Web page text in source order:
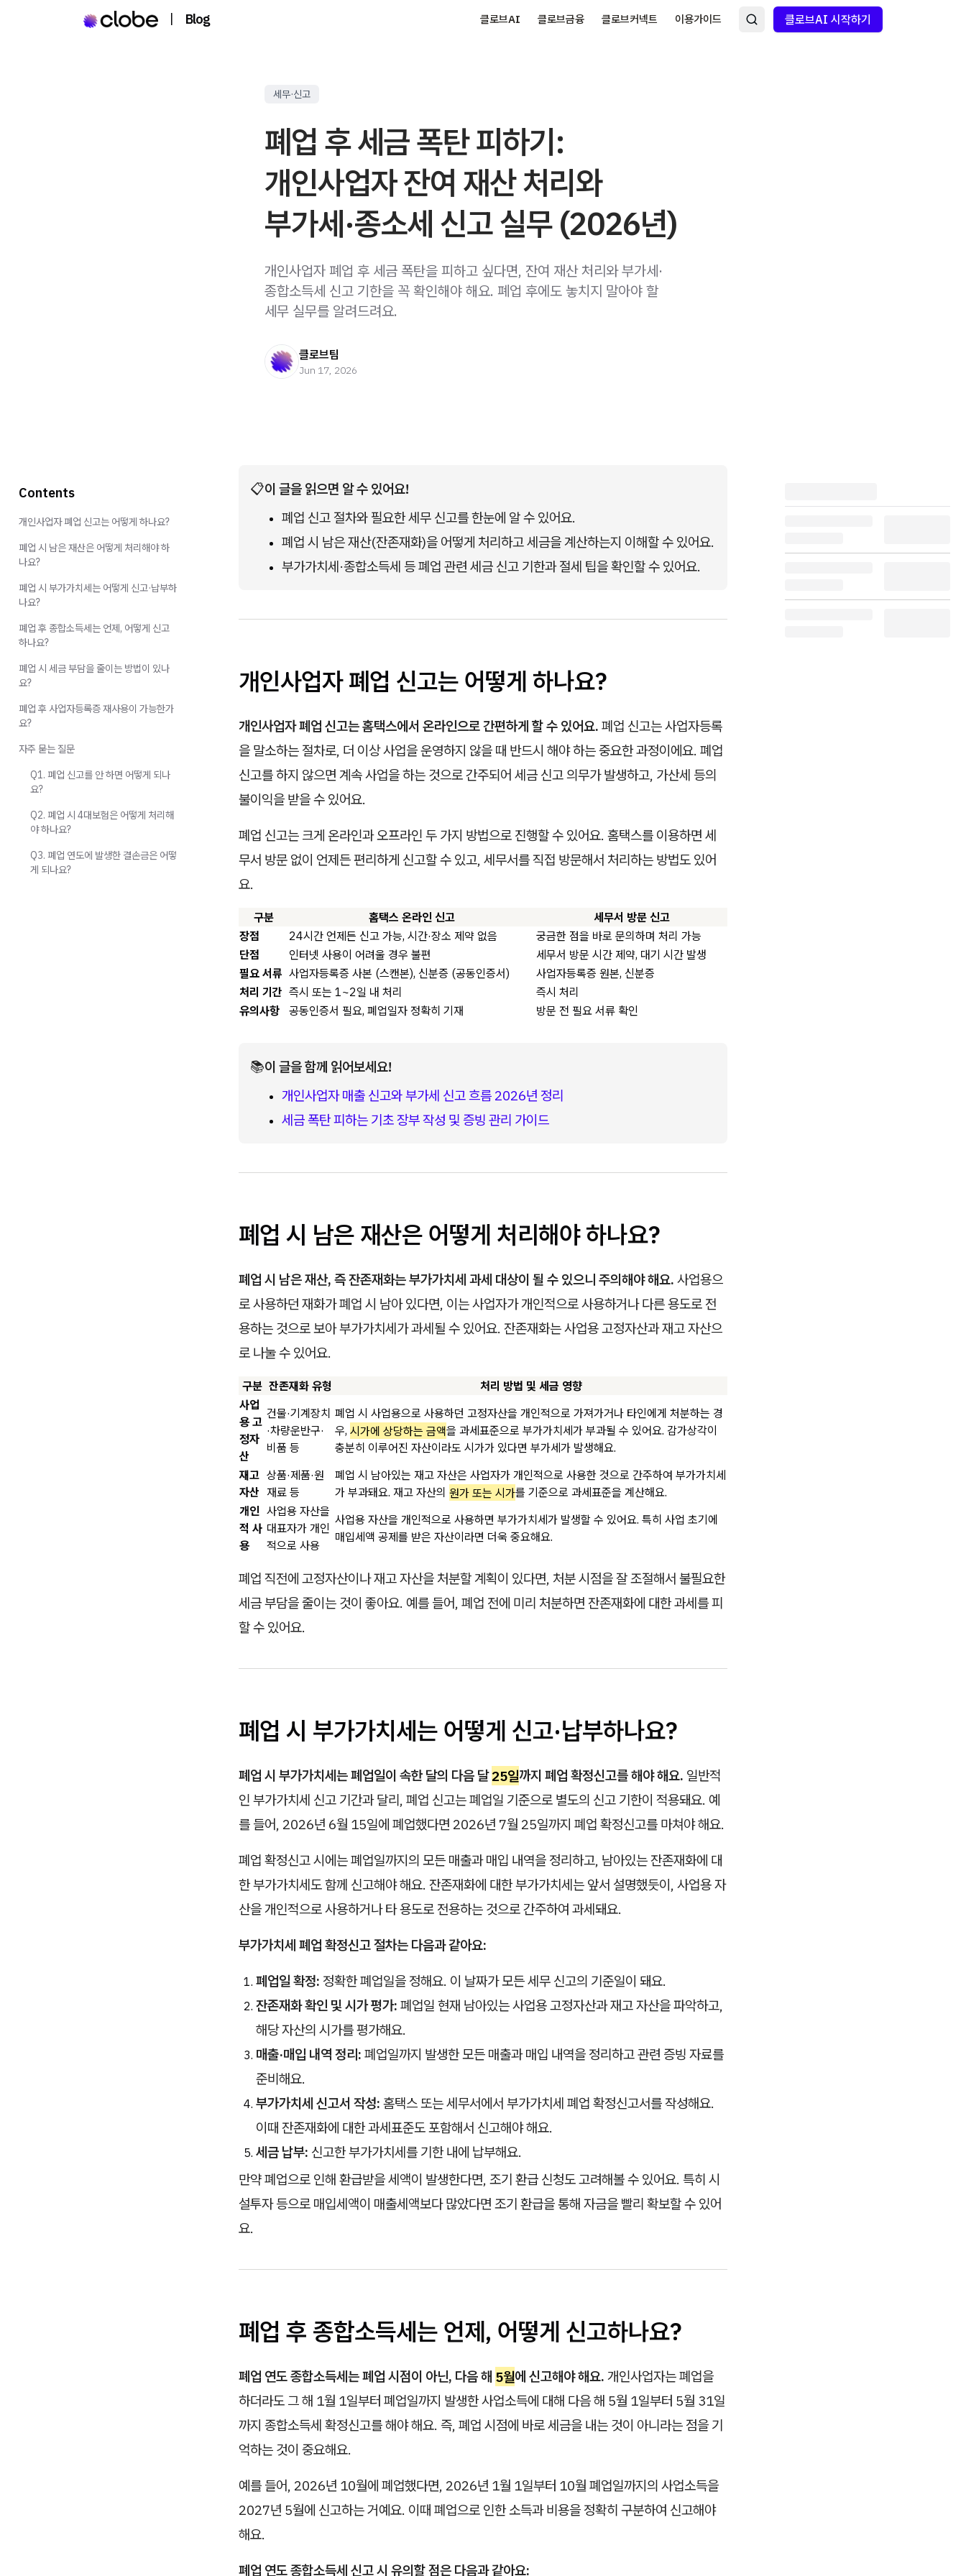
| Blog 클로브AI 클로브금융 클로브커넥트 이용가이드 클로브AI 시작하기
세무·신고
폐업 후 세금 폭탄 피하기:
개인사업자 잔여 재산 처리와
부가세·종소세 신고 실무 (2026년)
개인사업자 폐업 후 세금 폭탄을 피하고 싶다면, 잔여 재산 처리와 부가세·
종합소득세 신고 기한을 꼭 확인해야 해요. 폐업 후에도 놓치지 말아야 할
세무 실무를 알려드려요.
클로브팀
Jun 17, 2026
📋이 글을 읽으면 알 수 있어요!
폐업 신고 절차와 필요한 세무 신고를 한눈에 알 수 있어요.
폐업 시 남은 재산(잔존재화)을 어떻게 처리하고 세금을 계산하는지 이해할 수 있어요.
부가가치세·종합소득세 등 폐업 관련 세금 신고 기한과 절세 팁을 확인할 수 있어요.
개인사업자 폐업 신고는 어떻게 하나요?
개인사업자 폐업 신고는 홈택스에서 온라인으로 간편하게 할 수 있어요. 폐업 신고는 사업자등록
을 말소하는 절차로, 더 이상 사업을 운영하지 않을 때 반드시 해야 하는 중요한 과정이에요. 폐업
신고를 하지 않으면 계속 사업을 하는 것으로 간주되어 세금 신고 의무가 발생하고, 가산세 등의
불이익을 받을 수 있어요.
폐업 신고는 크게 온라인과 오프라인 두 가지 방법으로 진행할 수 있어요. 홈택스를 이용하면 세
무서 방문 없이 언제든 편리하게 신고할 수 있고, 세무서를 직접 방문해서 처리하는 방법도 있어
요.
구분 홈택스 온라인 신고
세무서 방문 신고
장점
24시간 언제든 신고 가능, 시간·장소 제약 없음
궁금한 점을 바로 문의하며 처리 가능
단점
인터넷 사용이 어려울 경우 불편
세무서 방문 시간 제약, 대기 시간 발생
필요 서류 사업자등록증 사본 (스캔본), 신분증 (공동인증서)
사업자등록증 원본, 신분증
처리 기간 즉시 또는 1~2일 내 처리
즉시 처리
유의사항
공동인증서 필요, 폐업일자 정확히 기재 방문 전 필요 서류 확인
📚이 글을 함께 읽어보세요!
개인사업자 매출 신고와 부가세 신고 흐름 2026년 정리
세금 폭탄 피하는 기초 장부 작성 및 증빙 관리 가이드
폐업 시 남은 재산은 어떻게 처리해야 하나요?
폐업 시 남은 재산, 즉 잔존재화는 부가가치세 과세 대상이 될 수 있으니 주의해야 해요. 사업용으
로 사용하던 재화가 폐업 시 남아 있다면, 이는 사업자가 개인적으로 사용하거나 다른 용도로 전
용하는 것으로 보아 부가가치세가 과세될 수 있어요. 잔존재화는 사업용 고정자산과 재고 자산으
로 나눌 수 있어요.
구분 잔존재화 유형
처리 방법 및 세금 영향
사업
용 고
정자
산
건물·기계장치
·차량운반구·
비품 등
폐업 시 사업용으로 사용하던 고정자산을 개인적으로 가져가거나 타인에게 처분하는 경
우, 시가에 상당하는 금액을 과세표준으로 부가가치세가 부과될 수 있어요. 감가상각이
충분히 이루어진 자산이라도 시가가 있다면 부가세가 발생해요.
재고
자산
상품·제품·원
재료 등
폐업 시 남아있는 재고 자산은 사업자가 개인적으로 사용한 것으로 간주하여 부가가치세
가 부과돼요. 재고 자산의 원가 또는 시가를 기준으로 과세표준을 계산해요.
개인
적 사
용
사업용 자산을
대표자가 개인
적으로 사용
사업용 자산을 개인적으로 사용하면 부가가치세가 발생할 수 있어요. 특히 사업 초기에
매입세액 공제를 받은 자산이라면 더욱 중요해요.
폐업 직전에 고정자산이나 재고 자산을 처분할 계획이 있다면, 처분 시점을 잘 조절해서 불필요한
세금 부담을 줄이는 것이 좋아요. 예를 들어, 폐업 전에 미리 처분하면 잔존재화에 대한 과세를 피
할 수 있어요.
폐업 시 부가가치세는 어떻게 신고·납부하나요?
폐업 시 부가가치세는 폐업일이 속한 달의 다음 달25일까지 폐업 확정신고를 해야 해요. 일반적
인 부가가치세 신고 기간과 달리, 폐업 신고는 폐업일 기준으로 별도의 신고 기한이 적용돼요. 예
를 들어, 2026년 6월 15일에 폐업했다면 2026년 7월 25일까지 폐업 확정신고를 마쳐야 해요.
폐업 확정신고 시에는 폐업일까지의 모든 매출과 매입 내역을 정리하고, 남아있는 잔존재화에 대
한 부가가치세도 함께 신고해야 해요. 잔존재화에 대한 부가가치세는 앞서 설명했듯이, 사업용 자
산을 개인적으로 사용하거나 타 용도로 전용하는 것으로 간주하여 과세돼요.
부가가치세 폐업 확정신고 절차는 다음과 같아요:
폐업일 확정: 정확한 폐업일을 정해요. 이 날짜가 모든 세무 신고의 기준일이 돼요.
잔존재화 확인 및 시가 평가: 폐업일 현재 남아있는 사업용 고정자산과 재고 자산을 파악하고,
해당 자산의 시가를 평가해요.
매출·매입 내역 정리: 폐업일까지 발생한 모든 매출과 매입 내역을 정리하고 관련 증빙 자료를
준비해요.
부가가치세 신고서 작성: 홈택스 또는 세무서에서 부가가치세 폐업 확정신고서를 작성해요.
이때 잔존재화에 대한 과세표준도 포함해서 신고해야 해요.
세금 납부: 신고한 부가가치세를 기한 내에 납부해요.
만약 폐업으로 인해 환급받을 세액이 발생한다면, 조기 환급 신청도 고려해볼 수 있어요. 특히 시
설투자 등으로 매입세액이 매출세액보다 많았다면 조기 환급을 통해 자금을 빨리 확보할 수 있어
요.
폐업 후 종합소득세는 언제, 어떻게 신고하나요?
폐업 연도 종합소득세는 폐업 시점이 아닌, 다음 해 5월에 신고해야 해요. 개인사업자는 폐업을
하더라도 그 해 1월 1일부터 폐업일까지 발생한 사업소득에 대해 다음 해 5월 1일부터 5월 31일
까지 종합소득세 확정신고를 해야 해요. 즉, 폐업 시점에 바로 세금을 내는 것이 아니라는 점을 기
억하는 것이 중요해요.
예를 들어, 2026년 10월에 폐업했다면, 2026년 1월 1일부터 10월 폐업일까지의 사업소득을
2027년 5월에 신고하는 거예요. 이때 폐업으로 인한 소득과 비용을 정확히 구분하여 신고해야
해요.
폐업 연도 종합소득세 신고 시 유의할 점은 다음과 같아요:
Contents
개인사업자 폐업 신고는 어떻게 하나요?
폐업 시 남은 재산은 어떻게 처리해야 하
나요?
폐업 시 부가가치세는 어떻게 신고·납부하
나요?
폐업 후 종합소득세는 언제, 어떻게 신고
하나요?
폐업 시 세금 부담을 줄이는 방법이 있나
요?
폐업 후 사업자등록증 재사용이 가능한가
요?
자주 묻는 질문
Q1. 폐업 신고를 안 하면 어떻게 되나
요?
Q2. 폐업 시 4대보험은 어떻게 처리해
야 하나요?
Q3. 폐업 연도에 발생한 결손금은 어떻
게 되나요?